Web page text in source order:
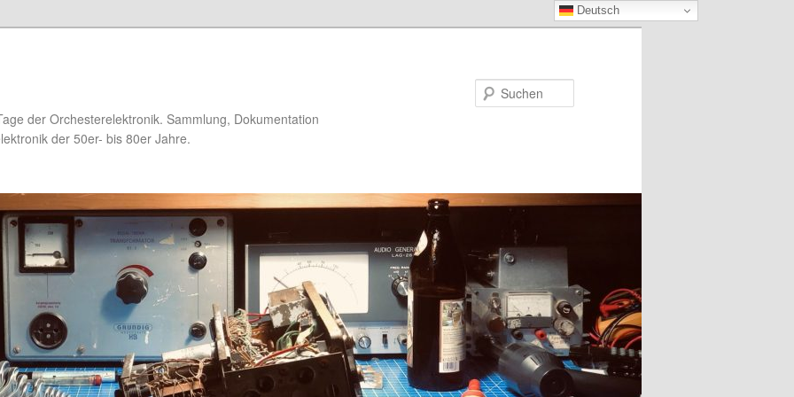
der Orchesterelektronik. Sammlung, Dokumentation
der 50er- bis 80er Jahre.
Deutsch